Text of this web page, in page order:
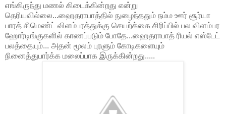
எங்கிருந்து மணல் கிடைக்கின்றது என்று
தெரியவில்லை...ஹைதராபாத்தில் நுழைந்ததும் நம்ம ஊர் சூர்யா
பாரத் சிமெண்ட் விளம்பரத்துக்கு செயற்க்கை சிரிப்பில் பல விளம்பர
ஹோர்டிங்குகளில் காணப்படும் போதே...ஹைதராபாத் ரியல் எஸ்டேட்
பலத்தையும்... அதன் மூலம் புரளும் கோடிகளையும்
நினைத்துபார்க்க மலைப்பாக இருக்கின்றது.....